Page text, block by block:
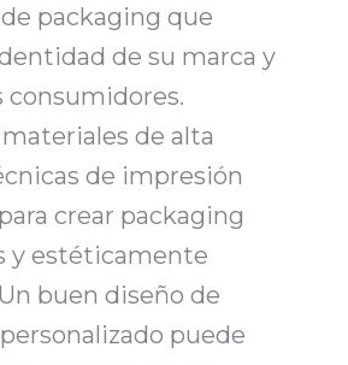
packaging que
de su marca y
consumidores.
materiales de alta
de impresión
crear packaging
y estéticamente
buen diseño de
puede